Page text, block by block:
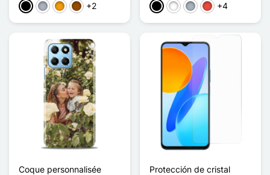
NegroGris NaranjaMarrón
+2 NegroBlanco
Gris Rojo+4
Coque personnalisée
Protección de cristal